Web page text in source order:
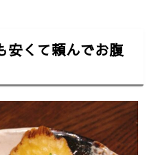
安くて頼んでお腹